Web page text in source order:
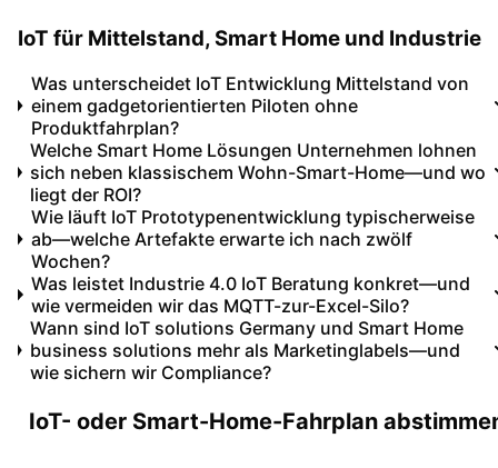
IoT für Mittelstand, Smart Home und Industrie
Was unterscheidet IoT Entwicklung Mittelstand von
einem gadgetorientierten Piloten ohne
Produktfahrplan?
Welche Smart Home Lösungen Unternehmen lohnen
sich neben klassischem Wohn-Smart-Home—und wo
liegt der ROI?
Wie läuft IoT Prototypenentwicklung typischerweise
ab—welche Artefakte erwarte ich nach zwölf
Wochen?
Was leistet Industrie 4.0 IoT Beratung konkret—und
wie vermeiden wir das MQTT-zur-Excel-Silo?
Wann sind IoT solutions Germany und Smart Home
business solutions mehr als Marketinglabels—und
wie sichern wir Compliance?
IoT- oder Smart-Home-Fahrplan